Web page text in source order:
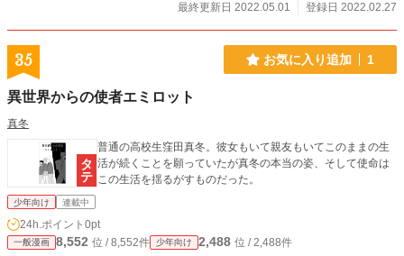
最終更新日 2022.05.01
登録日 2022.02.27
35 お気に入り追加 1
異世界からの使者エミロット
真冬
普通の高校生窪田真冬。彼女もいて親友もいてこのままの生
活が続くことを願っていたが真冬の本当の姿、そして使命は
この生活を揺るがすものだった。
少年向け 連載中
24h.ポイント 0pt
一般漫画 8,552 位 / 8,552件 少年向け 2,488 位 / 2,488件